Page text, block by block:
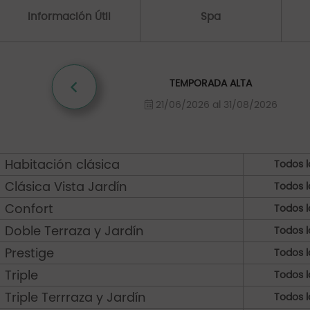
Información Útil Spa
TEMPORADA ALTA
21/06/2026 al 31/08/2026
Habitación clásica Todos
Clásica Vista Jardín Todos
Confort Todos
Doble Terraza y Jardín Todos
Prestige Todos
Triple Todos
Triple Terrraza y Jardín Todos